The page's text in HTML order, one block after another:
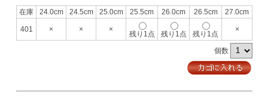
在庫
24.0cm 24.5cm 25.0cm 25.5cm 26.0cm 26.5cm 27.0cm
401 × × ×
残り1点 残り1点 残り1点
×
個数